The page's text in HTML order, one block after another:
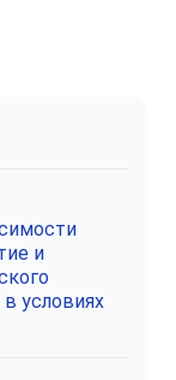
и
условиях